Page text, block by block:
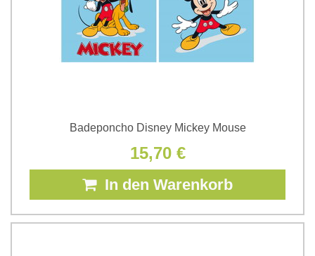
Badeponcho Disney Mickey Mouse
15,70 €
In den Warenkorb